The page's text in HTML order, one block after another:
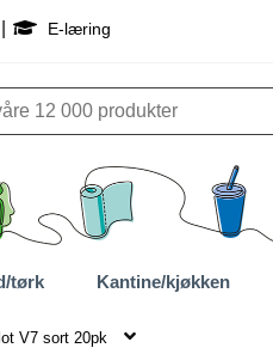
E-læring
tørk Kantine/kjøkken
V7 sort 20pk